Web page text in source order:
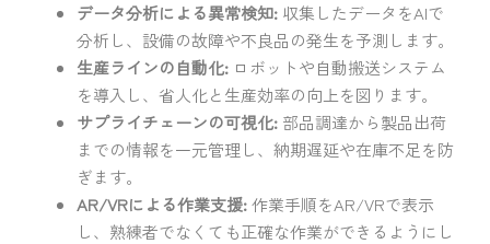
データ分析による異常検知: 収集したデータをAIで
分析し、設備の故障や不良品の発生を予測します。
生産ラインの自動化: ロボットや自動搬送システム
を導入し、省人化と生産効率の向上を図ります。
サプライチェーンの可視化: 部品調達から製品出荷
までの情報を一元管理し、納期遅延や在庫不足を防
ぎます。
AR/VRによる作業支援:作業手順をAR/VRで表示
し、熟練者でなくても正確な作業ができるようにし